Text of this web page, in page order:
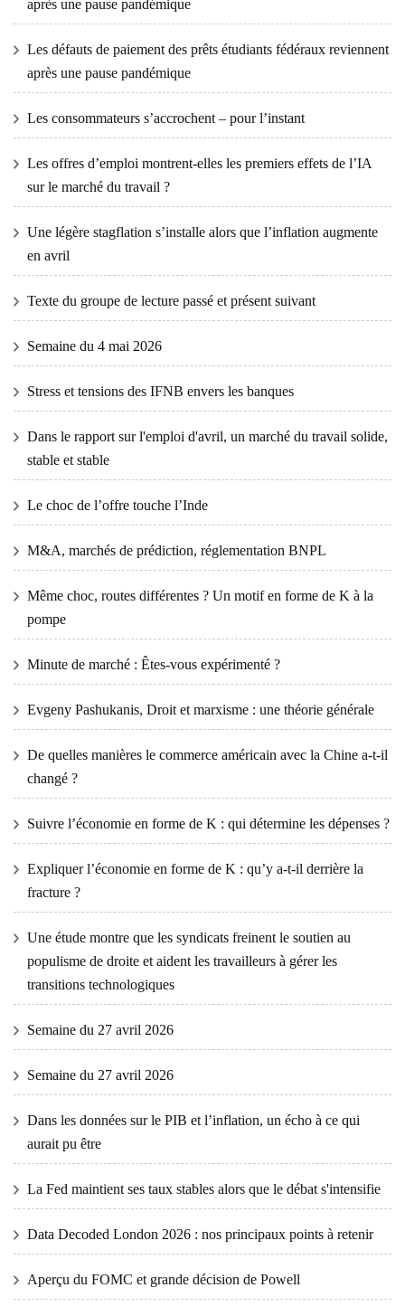
après une pause pandémique
Les défauts de paiement des prêts étudiants fédéraux reviennent
après une pause pandémique
Les consommateurs s’accrochent – ​​pour l’instant
Les offres d’emploi montrent-elles les premiers effets de l’IA
sur le marché du travail ?
Une légère stagflation s’installe alors que l’inflation augmente
en avril
Texte du groupe de lecture passé et présent suivant
Semaine du 4 mai 2026
Stress et tensions des IFNB envers les banques
Dans le rapport sur l'emploi d'avril, un marché du travail solide,
stable et stable
Le choc de l’offre touche l’Inde
M&A, marchés de prédiction, réglementation BNPL
Même choc, routes différentes ? Un motif en forme de K à la
pompe
Minute de marché : Êtes-vous expérimenté ?
Evgeny Pashukanis, Droit et marxisme : une théorie générale
De quelles manières le commerce américain avec la Chine a-t-il
changé ?
Suivre l’économie en forme de K : qui détermine les dépenses ?
Expliquer l’économie en forme de K : qu’y a-t-il derrière la
fracture ?
Une étude montre que les syndicats freinent le soutien au
populisme de droite et aident les travailleurs à gérer les
transitions technologiques
Semaine du 27 avril 2026
Semaine du 27 avril 2026
Dans les données sur le PIB et l’inflation, un écho à ce qui
aurait pu être
La Fed maintient ses taux stables alors que le débat s'intensifie
Data Decoded London 2026 : nos principaux points à retenir
Aperçu du FOMC et grande décision de Powell